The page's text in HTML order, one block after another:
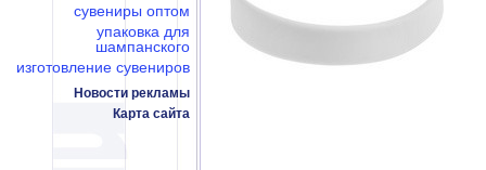
сувениры оптом
упаковка для
шампанского
изготовление сувениров
Новости рекламы
Карта сайта